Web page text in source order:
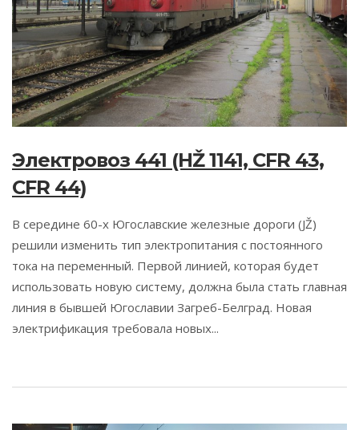
Электровоз 441 (HŽ 1141, CFR 43,
CFR 44)
В середине 60-х Югославские железные дороги (JŽ)
решили изменить тип электропитания с постоянного
тока на переменный. Первой линией, которая будет
использовать новую систему, должна была стать главная
линия в бывшей Югославии Загреб-Белград. Новая
электрификация требовала новых...